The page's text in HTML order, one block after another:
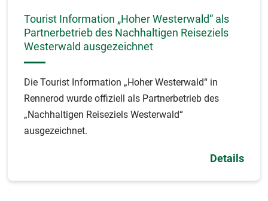
Tourist Information „Hoher Westerwald“ als
Partnerbetrieb des Nachhaltigen Reiseziels
Westerwald ausgezeichnet
Die Tourist Information „Hoher Westerwald“ in
Rennerod wurde offiziell als Partnerbetrieb des
„Nachhaltigen Reiseziels Westerwald“
ausgezeichnet.
Details